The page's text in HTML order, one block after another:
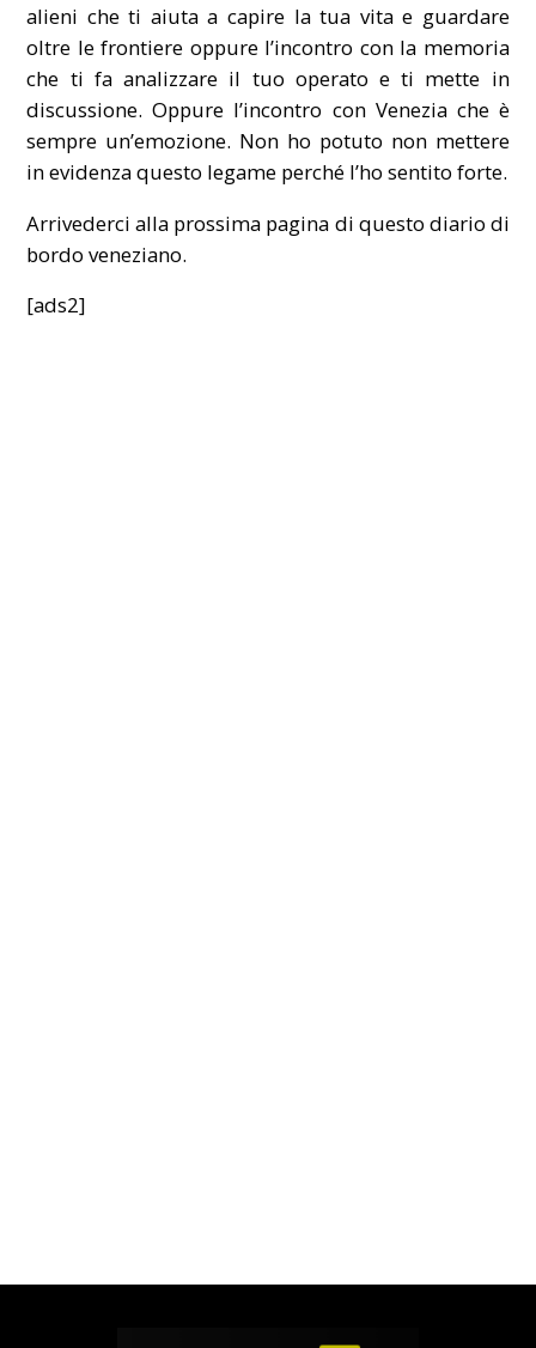
alieni che ti aiuta a capire la tua vita e guardare
oltre le frontiere oppure l’incontro con la memoria
che ti fa analizzare il tuo operato e ti mette in
discussione. Oppure l’incontro con Venezia che è
sempre un’emozione. Non ho potuto non mettere
in evidenza questo legame perché l’ho sentito forte.
Arrivederci alla prossima pagina di questo diario di
bordo veneziano.
[ads2]